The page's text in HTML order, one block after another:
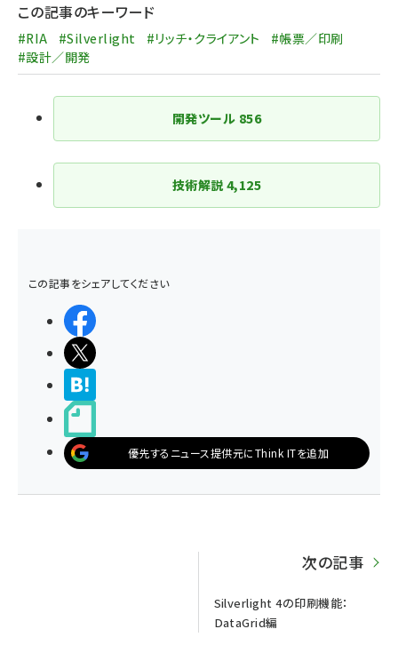
送
この記事のキーワード
#RIA #Silverlight #リッチ・クライアント
#帳票／印刷
#設計／開発
開発ツール 856
技術解説 4,125
この記事をシェアしてください
優先するニュース提供元にThink ITを追加
次の記事
Silverlight 4の印刷機能：
DataGrid編